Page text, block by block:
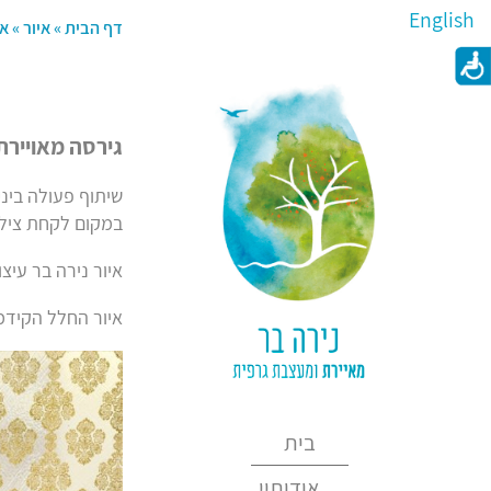
English
בית
דף הבית»איור»
גירסה
שיתוף פעולה
במקום לקחת
איור נירה בר
איור החלל